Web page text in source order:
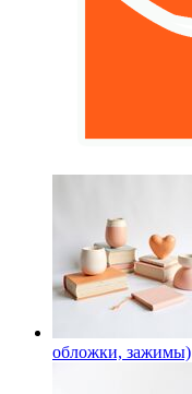
обложки, зажимы)